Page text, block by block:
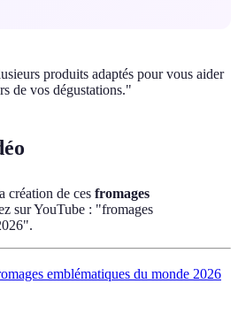
produits adaptés pour vous aider
de vos dégustations."
création de ces fromages
sur YouTube : "fromages
emblématiques du monde 2026